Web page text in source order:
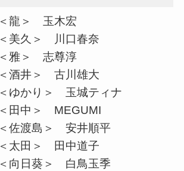
＜龍＞ 玉木宏
＜美久＞ 川口春奈
＜雅＞ 志尊淳
＜酒井＞ 古川雄大
＜ゆかり＞ 玉城ティナ
＜田中＞ MEGUMI
＜佐渡島＞ 安井順平
＜太田＞ 田中道子
＜向日葵＞ 白鳥玉季